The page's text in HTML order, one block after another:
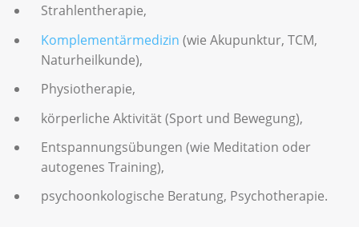
Strahlentherapie,
Komplementärmedizin (wie Akupunktur, TCM,
Naturheilkunde),
Physiotherapie,
körperliche Aktivität (Sport und Bewegung),
Entspannungsübungen (wie Meditation oder
autogenes Training),
psychoonkologische Beratung, Psychotherapie.